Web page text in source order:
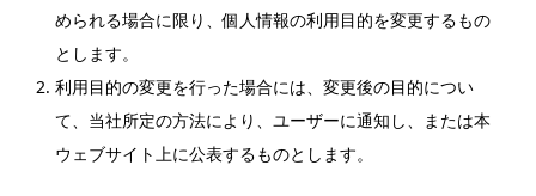
められる場合に限り、個人情報の利用目的を変更するもの
とします。
利用目的の変更を行った場合には、変更後の目的につい
て、当社所定の方法により、ユーザーに通知し、または本
ウェブサイト上に公表するものとします。